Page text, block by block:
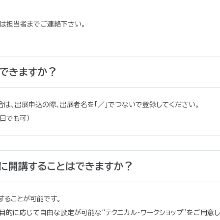
担当者までご連絡下さい。
きますか？
出展申込の際、出展者名を「／」でつないで登録してください。
でも可）
開講することはできますか？
ることが可能です。
に応じて自由な設定が可能な“テクニカル・ワークショップ”をご用意し